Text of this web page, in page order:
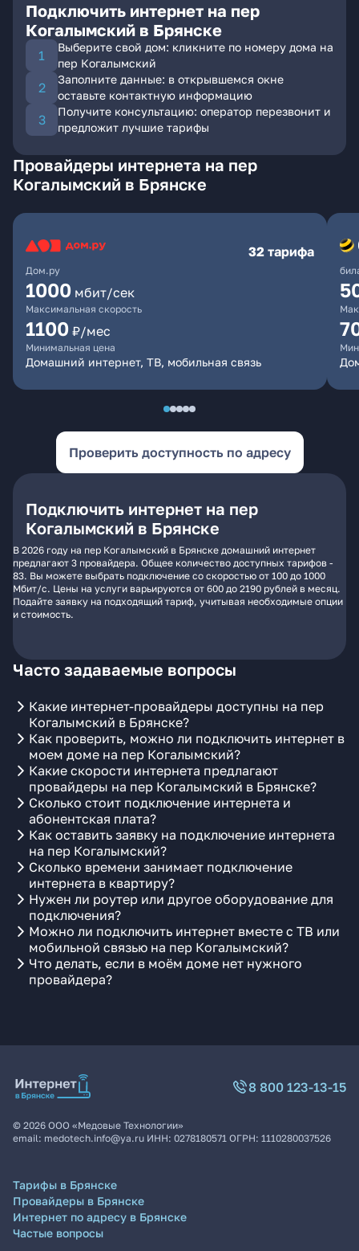
Подключить интернет на пер
Когалымский в Брянске
Выберите свой дом: кликните по номеру дома на
пер Когалымский
Заполните данные: в открывшемся окне
оставьте контактную информацию
Получите консультацию: оператор перезвонит и
предложит лучшие тарифы
Провайдеры интернета на пер
Когалымский в Брянске
Дом.ру
32 тарифа
1000 мбит/сек
Максимальная скорость
1100 ₽/мес
Минимальная цена
Домашний интернет, ТВ, мобильная связь
Проверить доступность по адресу
Подключить интернет на пер
Когалымский в Брянске
В 2026 году на пер Когалымский в Брянске домашний интернет
предлагают 3 провайдера. Общее количество доступных тарифов -
83. Вы можете выбрать подключение со скоростью от 100 до 1000
Мбит/с. Цены на услуги варьируются от 600 до 2190 рублей в месяц.
Подайте заявку на подходящий тариф, учитывая необходимые опции
и стоимость.
Часто задаваемые вопросы
Какие интернет-провайдеры доступны на пер
Когалымский в Брянске?
Как проверить, можно ли подключить интернет в
моем доме на пер Когалымский?
Какие скорости интернета предлагают
провайдеры на пер Когалымский в Брянске?
Сколько стоит подключение интернета и
абонентская плата?
Как оставить заявку на подключение интернета
на пер Когалымский?
Сколько времени занимает подключение
интернета в квартиру?
Нужен ли роутер или другое оборудование для
подключения?
Можно ли подключить интернет вместе с ТВ или
мобильной связью на пер Когалымский?
Что делать, если в моём доме нет нужного
провайдера?
8 800 123-13-15
© 2026 ООО «Медовые Технологии»
email: medotech.info@ya.ru ИНН: 0278180571 ОГРН: 1110280037526
Тарифы в Брянске
Провайдеры в Брянске
Интернет по адресу в Брянске
Частые вопросы